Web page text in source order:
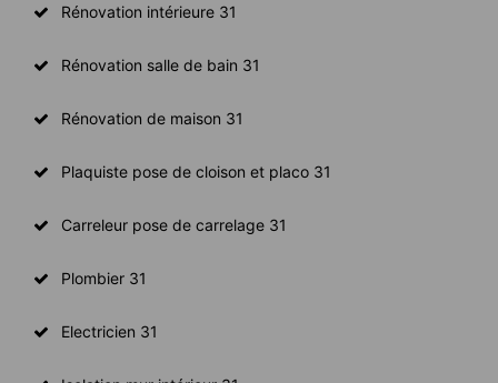
Rénovation intérieure 31
Rénovation salle de bain 31
Rénovation de maison 31
Plaquiste pose de cloison et placo 31
Carreleur pose de carrelage 31
Plombier 31
Electricien 31